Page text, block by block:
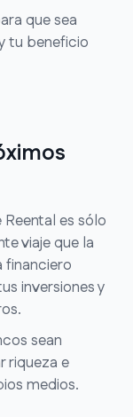
que sea
tu beneficio
es sólo
viaje que la
financiero
inversiones y
sean
riqueza e
medios.